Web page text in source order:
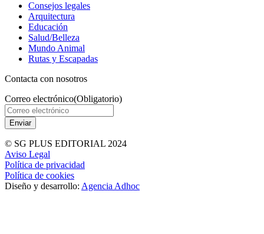
Consejos legales
Arquitectura
Educación
Salud/Belleza
Mundo Animal
Rutas y Escapadas
Contacta con nosotros
Correo electrónico(Obligatorio)
© SG PLUS EDITORIAL 2024
Aviso Legal
Política de privacidad
Política de cookies
Diseño y desarrollo: Agencia Adhoc